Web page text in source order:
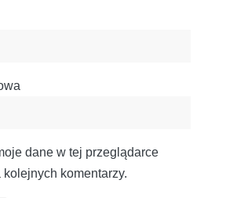
dane w tej przeglądarce
komentarzy.